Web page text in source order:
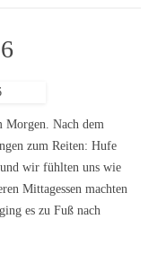
Morgen. Nach dem
zum Reiten: Hufe
wir fühlten uns wie
Mittagessen machten
es zu Fuß nach